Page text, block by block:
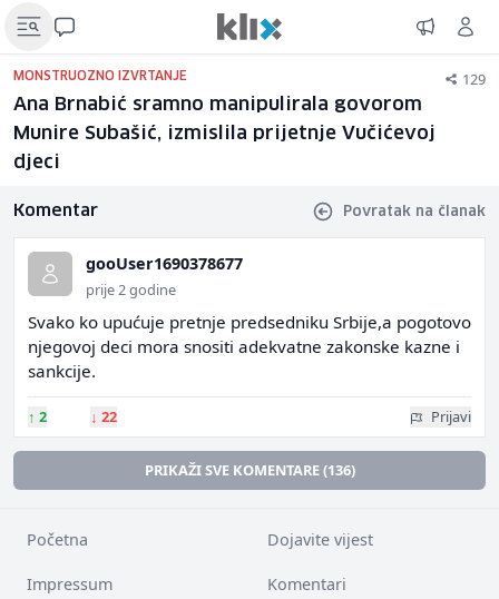
MONSTRUOZNO IZVRTANJE 129
Ana Brnabić sramno manipulirala govorom
Munire Subašić, izmislila prijetnje Vučićevoj
djeci
Komentar Povratak na članak
gooUser1690378677
prije 2 godine
Svako ko upućuje pretnje predsedniku Srbije,a pogotovo
njegovoj deci mora snositi adekvatne zakonske kazne i
sankcije.
↑ 2 ↓ 22 Prijavi
PRIKAŽI SVE KOMENTARE (136)
Početna Dojavite vijest
Impressum Komentari